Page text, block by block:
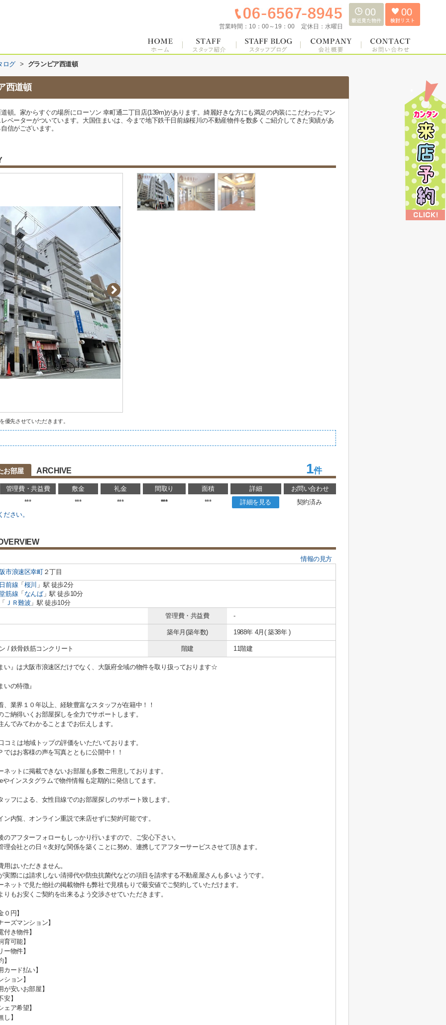
営業時間： 10：00～19：00 定休日： 水曜日
00 00
ログ > グランピア西道頓
西道頓
頓。家からすぐの場所にローソン 幸町通二丁目店(139m)があります。綺麗好きな方にも満足の内装にこだわったマン
ベーターがついています。大国住まいは、今まで地下鉄千日前線桜川の不動産物件を数多くご紹介してきた実績があ
信がございます。
先させていただきます。
お部屋 ARCHIVE 1件
管理費・共益費 敷金 礼金 間取り 面積 詳細
お問い合わせ
*** *** *** *** *** 詳細を見る
契約済み
さい。
情報の見方
市浪速区幸町２丁目
前線 「 桜川 」駅 徒歩2分
筋線 「 なんば」駅 徒歩10分
「 ＪＲ難波 」駅 徒歩10分
管理費・共益費 -
築年月(築年数) 1988年 4月( 築38年 )
/ 鉄骨鉄筋コンクリート 階建 11階建
い』は大阪市浪速区だけでなく、大阪府全域の物件を取り扱っております☆
いの特徴』
業界１０年以上、経験豊富なスタッフが在籍中！！
ご納得いくお部屋探しを全力でサポートします。
んでみてわかることまでお伝えします。
コミは地域トップの評価をいただいております。
ではお客様の声を写真とともに公開中！！
ットに掲載できないお部屋も多数ご用意しております。
やインスタグラムで物件情報も定期的に発信してます。
フによる、女性目線でのお部屋探しのサポート致します。
内覧、オンライン重説で来店せずに契約可能です。
アフターフォローもしっかり行いますので、ご安心下さい。
理会社との日々友好な関係を築くことに努め、連携してアフターサービスさせて頂きます。
はいただきません。
実際には請求しない清掃代や防虫抗菌代などの項目を請求する不動産屋さんも多いようです。
ネットで見た他社の掲載物件も弊社で見積もりで最安値でご契約していただけます。
りもお安くご契約を出来るよう交渉させていただきます。
０円】
ーズマンション】
付き物件】
育可能】
ー物件】
】
カード払い】
ション】
が安いお部屋】
安】
ェア希望】
し】